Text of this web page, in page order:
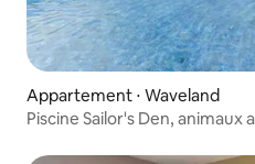
Appartement ⋅ Waveland
Piscine Sailor's Den, animaux